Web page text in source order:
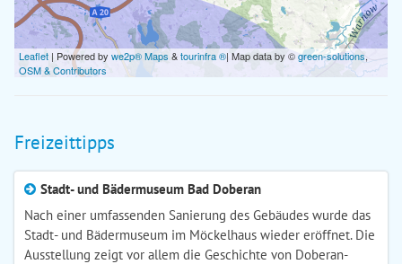
Leaflet | Powered by we2p® Maps &tourinfra ®| Map data by ©green-solutions,
OSM & Contributors
Freizeittipps
Stadt- und Bädermuseum Bad Doberan
Nach einer umfassenden Sanierung des Gebäudes wurde das
Stadt- und Bädermuseum im Möckelhaus wieder eröffnet. Die
Ausstellung zeigt vor allem die Geschichte von Doberan-